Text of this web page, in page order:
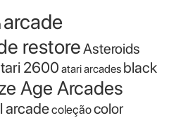
arcade
restoreAsteroids
2600 atari arcades black
Age Arcades
arcadecoleçãocolor